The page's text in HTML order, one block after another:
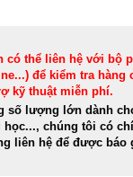
có thể
liên hệ với bộ
để kiểm tra hàng
kỹ thuật miễn phí.
số lượng lớn dành
học..., chúng tôi có
liên hệ để được báo